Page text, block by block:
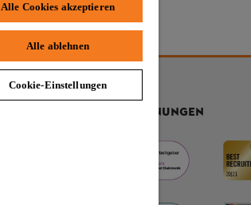
AUSZEICHNUNGEN
Alle Cookies akzeptieren
Alle ablehnen
Cookie-Einstellungen